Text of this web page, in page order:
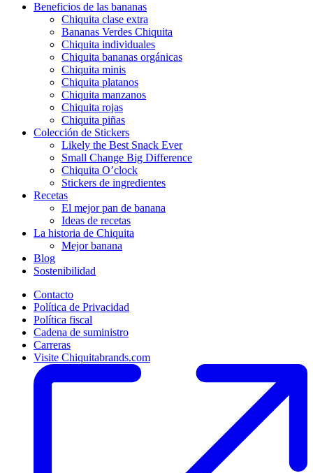
Beneficios de las bananas
Chiquita clase extra
Bananas Verdes Chiquita
Chiquita individuales
Chiquita bananas orgánicas
Chiquita minis
Chiquita platanos
Chiquita manzanos
Chiquita rojas
Chiquita piñas
Colección de Stickers
Likely the Best Snack Ever
Small Change Big Difference
Chiquita O’clock
Stickers de ingredientes
Recetas
El mejor pan de banana
Ideas de recetas
La historia de Chiquita
Mejor banana
Blog
Sostenibilidad
Contacto
Política de Privacidad
Política fiscal
Cadena de suministro
Carreras
Visite Chiquitabrands.com